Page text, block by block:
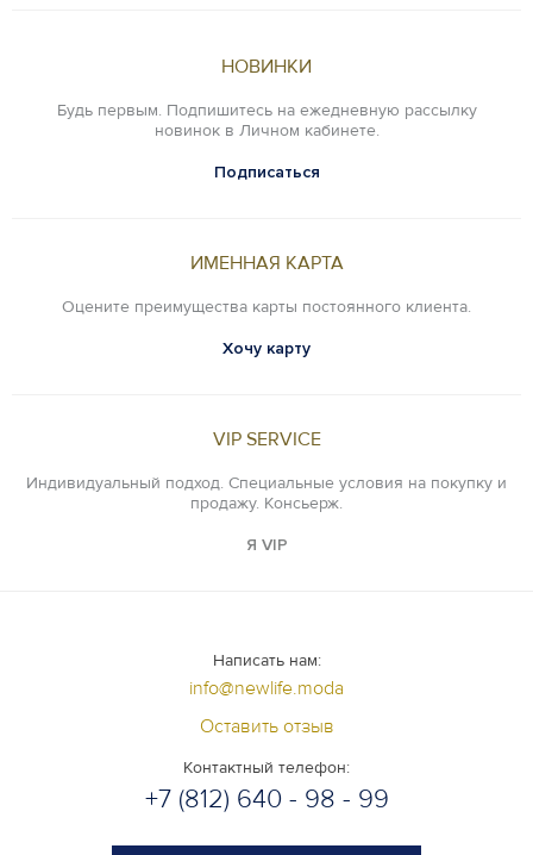
НОВИНКИ
Будь первым. Подпишитесь на ежедневную рассылку
новинок в Личном кабинете.
Подписаться
ИМЕННАЯ КАРТА
Оцените преимущества карты постоянного клиента.
Хочу карту
VIP SERVICE
Индивидуальный подход. Специальные условия на покупку и
продажу. Консьерж.
Я VIP
Написать нам:
info@newlife.moda
Оставить отзыв
Контактный телефон:
+7 (812) 640 - 98 - 99